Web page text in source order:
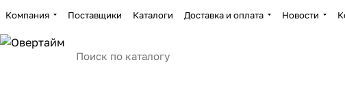
Компания Поставщики Каталоги Доставка и оплата Новости